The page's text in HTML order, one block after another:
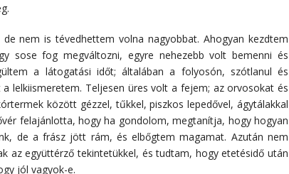
nem is tévedhettem volna nagyobbat. Ahogyan kezdtem
sose fog megváltozni, egyre nehezebb volt bemenni és
a látogatási időt; általában a folyosón, szótlanul és
lelkiismeretem. Teljesen üres volt a fejem; az orvosokat és
között gézzel, tűkkel, piszkos lepedővel, ágytálakkal
felajánlotta, hogy ha gondolom, megtanítja, hogy hogyan
de a frász jött rám, és elbőgtem magamat. Azután nem
az együttérző tekintetükkel, és tudtam, hogy etetésidő után
jól vagyok-e.